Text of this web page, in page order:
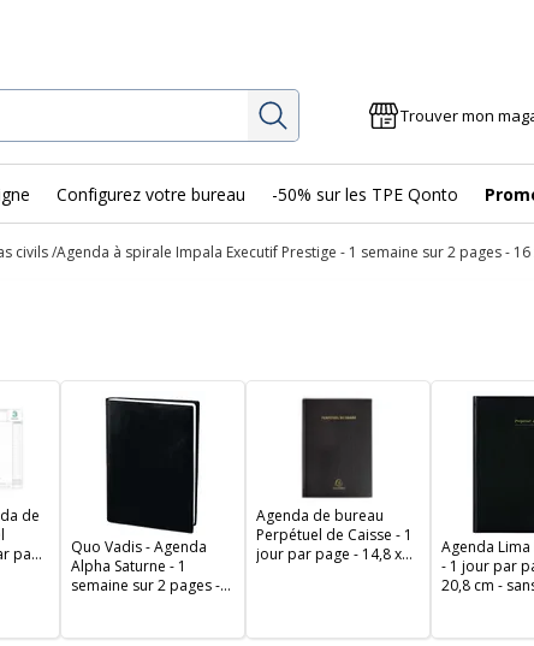
Rechercher Trouver mon
Configurez votre bureau -50% sur les TPE Qonto
civils Agenda à spirale Impala Executif Prestige - 1 semaine sur 2 pages -
de
page
Quo Vadis - Agenda
Alpha Saturne - 1
semaine sur 2 pages -
Agenda de bureau
Perpétuel de Caisse - 1
jour par page - 14,8 x
Agenda
- 1 jour par
20,8 cm -